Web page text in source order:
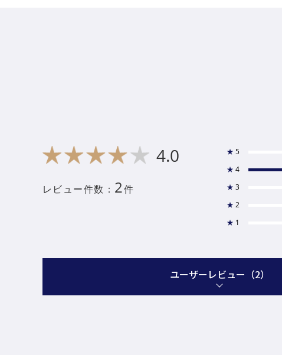
4.0
レビュー件数： 2件
★ 5
★ 4
★ 3
★ 2
★ 1
ユーザーレビュー （2）